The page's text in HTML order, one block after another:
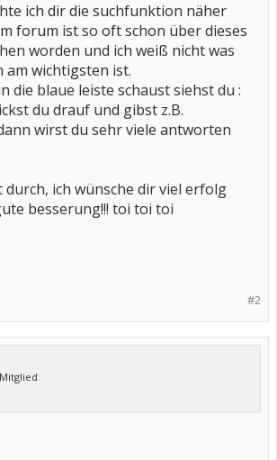
ich dir die suchfunktion näher
forum ist so oft schon über dieses
worden und ich weiß nicht was
am wichtigsten ist.
die blaue leiste schaust siehst du :
du drauf und gibst z.B.
wirst du sehr viele antworten
ich wünsche dir viel erfolg
besserung!!! toi toi toi
#2